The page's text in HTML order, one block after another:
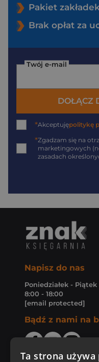
Pakiet
Brak opłat za
Twój e-mail
DOŁĄCZ
*Akceptujępolitykę
*Zgadzam się na
marketingowych
zasadach
Napisz do nas
Poniedziałek - Piątek
8:00 - 18:00
[email protected]
Bądź z nami na
Ta strona